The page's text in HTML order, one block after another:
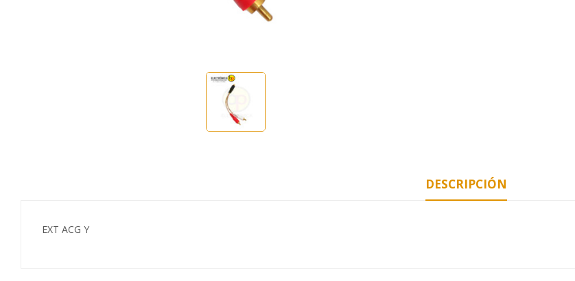
DESCRIPCIÓN
EXT ACG Y